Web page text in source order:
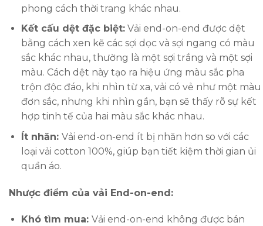
phong cách thời trang khác nhau.
Kết cấu dệt đặc biệt:Vải end-on-end được dệt
bằng cách xen kẽ các sợi dọc và sợi ngang có màu
sắc khác nhau, thường là một sợi trắng và một sợi
màu. Cách dệt này tạo ra hiệu ứng màu sắc pha
trộn độc đáo, khi nhìn từ xa, vải có vẻ như một màu
đơn sắc, nhưng khi nhìn gần, bạn sẽ thấy rõ sự kết
hợp tinh tế của hai màu sắc khác nhau.
Ít nhăn: Vải end-on-end ít bị nhăn hơn so với các
loại vải cotton 100%, giúp bạn tiết kiệm thời gian ủi
quần áo.
Nhược điểm của vải End-on-end:
Khó tìm mua: Vải end-on-end không được bán